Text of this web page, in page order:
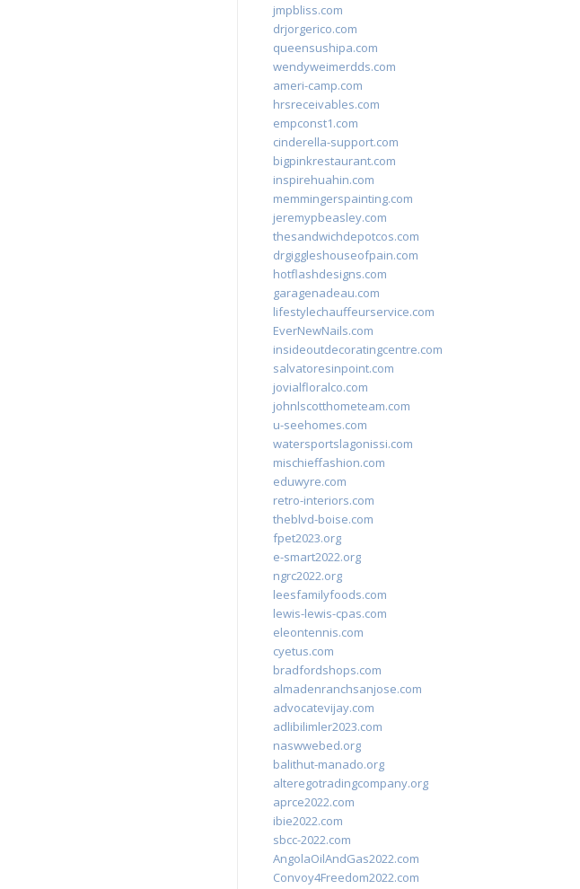
jmpbliss.com
drjorgerico.com
queensushipa.com
wendyweimerdds.com
ameri-camp.com
hrsreceivables.com
empconst1.com
cinderella-support.com
bigpinkrestaurant.com
inspirehuahin.com
memmingerspainting.com
jeremypbeasley.com
thesandwichdepotcos.com
drgiggleshouseofpain.com
hotflashdesigns.com
garagenadeau.com
lifestylechauffeurservice.com
EverNewNails.com
insideoutdecoratingcentre.com
salvatoresinpoint.com
jovialfloralco.com
johnlscotthometeam.com
u-seehomes.com
watersportslagonissi.com
mischieffashion.com
eduwyre.com
retro-interiors.com
theblvd-boise.com
fpet2023.org
e-smart2022.org
ngrc2022.org
leesfamilyfoods.com
lewis-lewis-cpas.com
eleontennis.com
cyetus.com
bradfordshops.com
almadenranchsanjose.com
advocatevijay.com
adlibilimler2023.com
naswwebed.org
balithut-manado.org
alteregotradingcompany.org
aprce2022.com
ibie2022.com
sbcc-2022.com
AngolaOilAndGas2022.com
Convoy4Freedom2022.com